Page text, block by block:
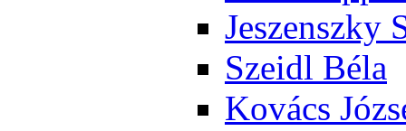
Je­szensz­ky
Szeidl Bé­la
Ko­vács